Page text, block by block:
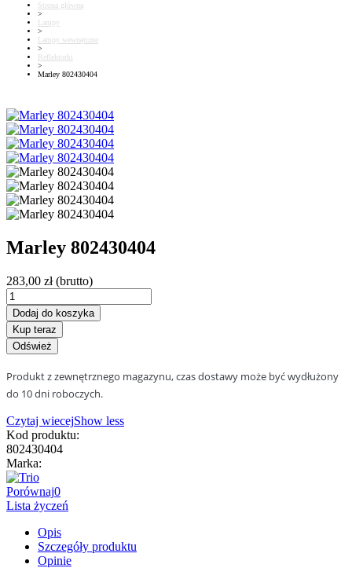
Strona główna
>
Lampy
>
Lampy wewnętrzne
>
Reflektorki
>
Marley 802430404
Marley 802430404
283,00 zł (brutto)
Dodaj do koszyka
Kup teraz
Produkt z zewnętrznego magazynu, czas dostawy może być wydłużony
do 10 dni roboczych.
Czytaj wiecejShow less
Kod produktu:
802430404
Marka:
Porównaj0
Lista życzeń
Opis
Szczegóły produktu
Opinie